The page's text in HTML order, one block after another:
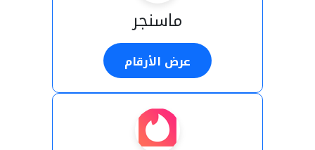
ماسنجر
عرض الأرقام